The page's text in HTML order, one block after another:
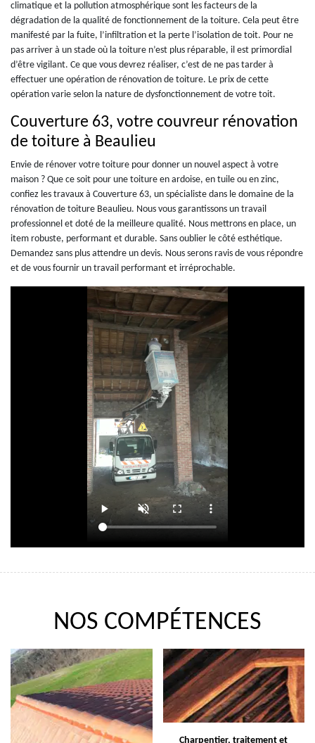
climatique et la pollution atmosphérique sont les facteurs de la
dégradation de la qualité de fonctionnement de la toiture. Cela peut être
manifesté par la fuite, l’infiltration et la perte l’isolation de toit. Pour ne
pas arriver à un stade où la toiture n’est plus réparable, il est primordial
d’être vigilant. Ce que vous devrez réaliser, c’est de ne pas tarder à
effectuer une opération de rénovation de toiture. Le prix de cette
opération varie selon la nature de dysfonctionnement de votre toit.
Couverture 63, votre couvreur rénovation
de toiture à Beaulieu
Envie de rénover votre toiture pour donner un nouvel aspect à votre
maison ? Que ce soit pour une toiture en ardoise, en tuile ou en zinc,
confiez les travaux à Couverture 63, un spécialiste dans le domaine de la
rénovation de toiture Beaulieu. Nous vous garantissons un travail
professionnel et doté de la meilleure qualité. Nous mettrons en place, un
item robuste, performant et durable. Sans oublier le côté esthétique.
Demandez sans plus attendre un devis. Nous serons ravis de vous répondre
et de vous fournir un travail performant et irréprochable.
NOS COMPÉTENCES
Charpentier, traitement et